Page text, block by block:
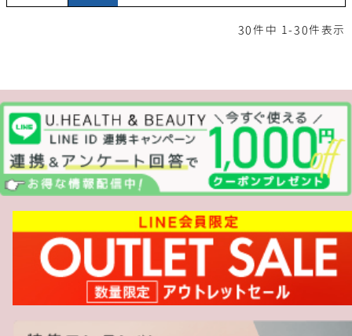
30 件中 1- 30件表示